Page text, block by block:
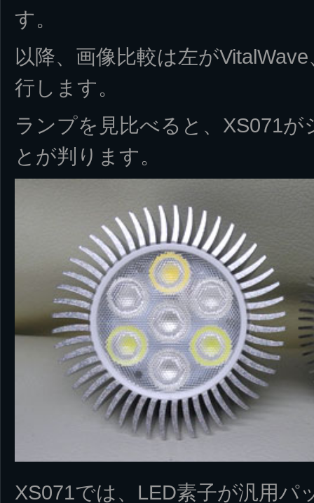
す。
以降、画像比較は左が
行します。
ランプを見比べると、XS071
とが判ります。
XS071では、LED素子が汎用パ